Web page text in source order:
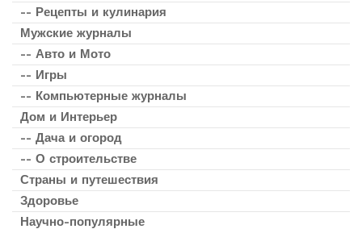
-- Рецепты и кулинария
Мужские журналы
-- Авто и Мото
-- Игры
-- Компьютерные журналы
Дом и Интерьер
-- Дача и огород
-- О строительстве
Страны и путешествия
Здоровье
Научно-популярные